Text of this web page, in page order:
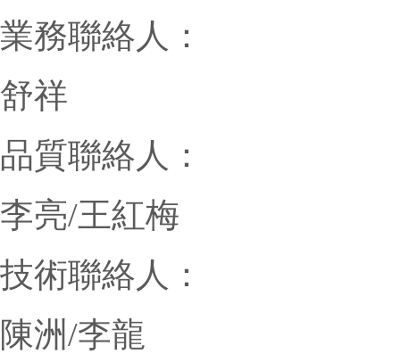
業務聯絡人：
舒祥
品質聯絡人：
李亮/王紅梅
技術聯絡人：
陳洲/李龍